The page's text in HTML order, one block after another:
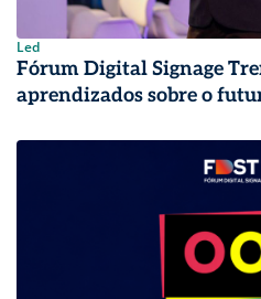
Led
Fórum Digital Signage
aprendizados sobre o